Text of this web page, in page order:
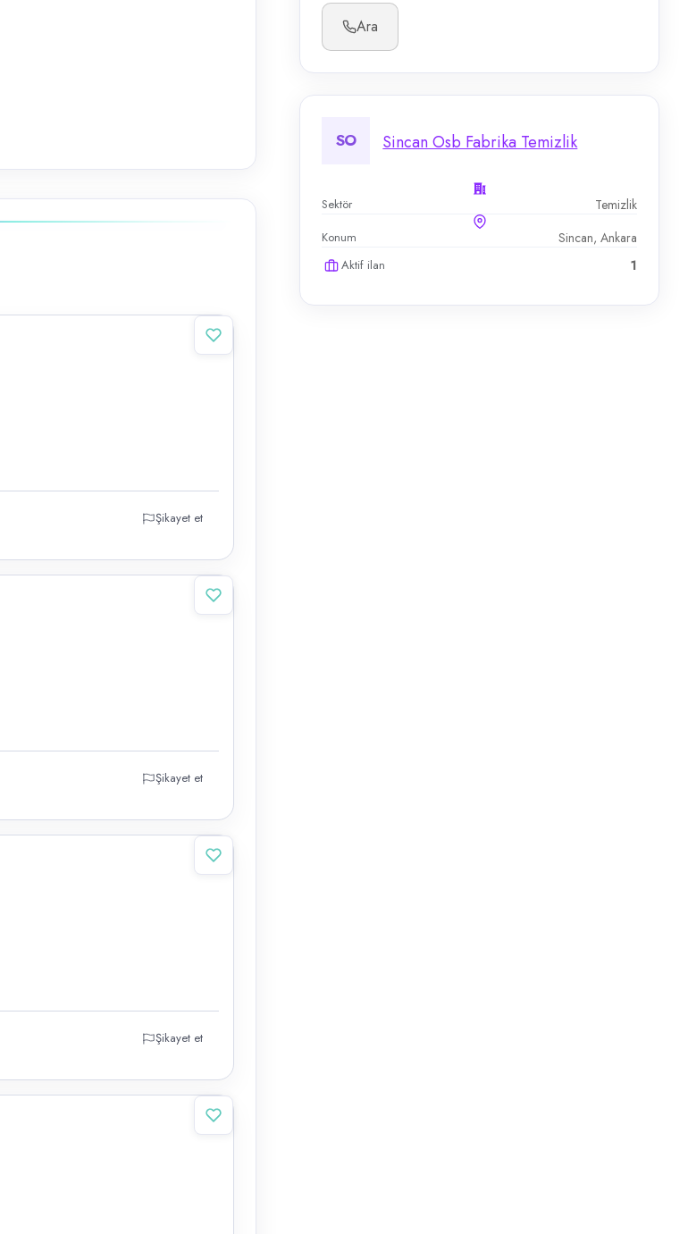
Ara
SO Sincan Osb Fabrika Temizlik
Sektör Temizlik
Konum Sincan, Ankara
Aktif ilan 1
Şikayet et
Şikayet et
Şikayet et